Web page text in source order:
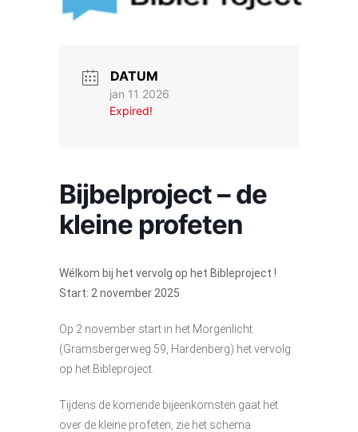
DATUM
jan 11 2026
Expired!
Bijbelproject – de
kleine profeten
Wélkom bij het vervolg op het Bibleproject !
Start: 2 november 2025
Op 2 november start in het Morgenlicht
(Gramsbergerweg 59, Hardenberg) het vervolg
op het Bibleproject.
Tijdens de komende bijeenkomsten gaat het
over de kleine profeten, zie het schema